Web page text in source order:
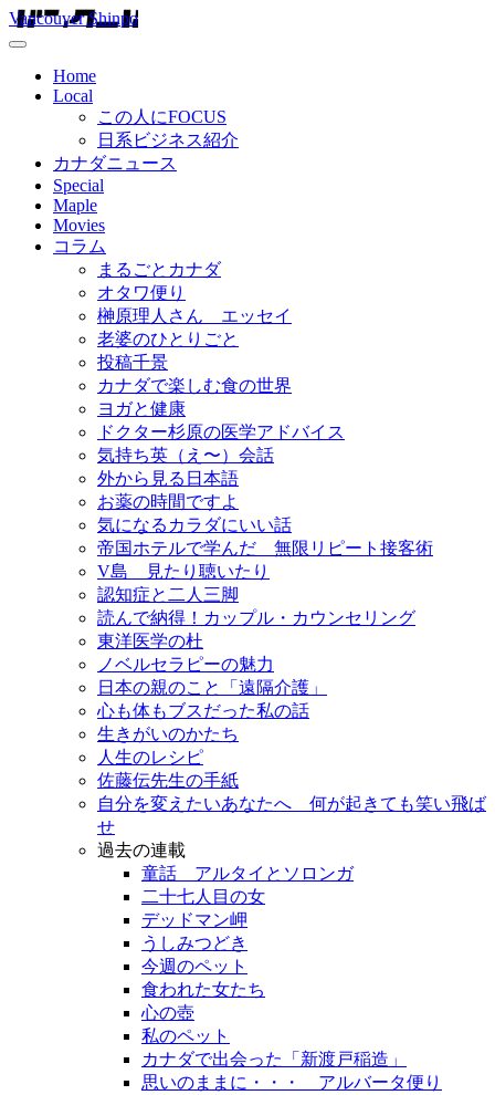
Vancouver Shinpo
Home
Local
この人にFOCUS
日系ビジネス紹介
カナダニュース
Special
Maple
Movies
コラム
まるごとカナダ
オタワ便り
榊原理人さん エッセイ
老婆のひとりごと
投稿千景
カナダで楽しむ食の世界
ヨガと健康
ドクター杉原の医学アドバイス
気持ち英（え〜）会話
外から見る日本語
お薬の時間ですよ
気になるカラダにいい話
帝国ホテルで学んだ 無限リピート接客術
V島 見たり聴いたり
認知症と二人三脚
読んで納得！カップル・カウンセリング
東洋医学の杜
ノベルセラピーの魅力
日本の親のこと「遠隔介護」
心も体もブスだった私の話
生きがいのかたち
人生のレシピ
佐藤伝先生の手紙
自分を変えたいあなたへ 何が起きても笑い飛ば
せ
過去の連載
童話 アルタイとソロンガ
二十七人目の女
デッドマン岬
うしみつどき
今週のペット
食われた女たち
心の壺
私のペット
カナダで出会った「新渡戸稲造」
思いのままに・・・ アルバータ便り